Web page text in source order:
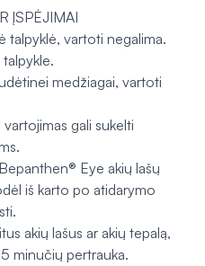
ĮSPĖJIMAI
talpyklė, vartoti negalima.
medžiagai, vartoti
vartojimas gali sukelti
Eye akių lašų
iš karto po atidarymo
akių lašus ar akių tepalą,
minučių pertrauka.